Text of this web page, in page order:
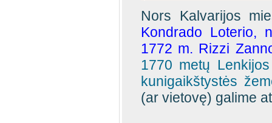
Nors Kalvarijos
Kondrado Loterio,
1772 m. Rizzi
1770 metų
kunigaikštystės
(ar vietovę) galime